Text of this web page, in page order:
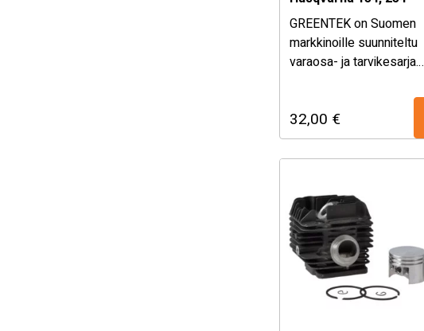
GREENTEK on Suomen
markkinoille suunniteltu
varaosa- ja tarvikesarja.
kohtuullisen hintaiset
varaosat ja tarvikkeet
puutarha koneisiin ja
32,00 €